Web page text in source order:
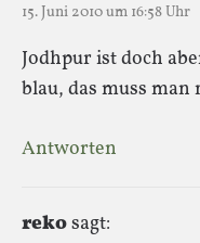
15. Juni 2010 um 16:58 Uhr
Jodhpur ist doch
blau, das muss
Antworten
rekosagt: